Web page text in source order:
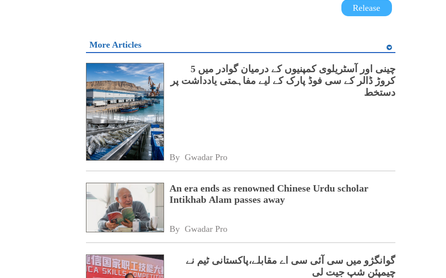
Release
More Articles
چینی اور آسٹریلوی کمپنیوں کے درمیان گوادر میں 5
کروڑ ڈالر کے سی فوڈ پارک کے لیے مفاہمتی یادداشت پر
دستخط
By Gwadar Pro
An era ends as renowned Chinese Urdu scholar
Intikhab Alam passes away
By Gwadar Pro
گوانگژو میں سی آئی سی اے مقابلے،پاکستانی ٹیم نے
چیمپئن شپ جیت لی